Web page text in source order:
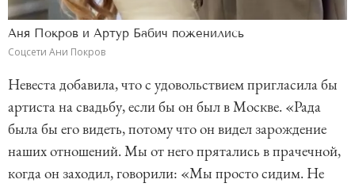
Аня Покров и Артур Бабич поженились
Соцсети Ани Покров
Невеста добавила, что с удовольствием пригласила бы
артиста на свадьбу, если бы он был в Москве. «Рада
была бы его видеть, потому что он видел зарождение
наших отношений. Мы от него прятались в прачечной,
когда он заходил, говорили: «Мы просто сидим. Не